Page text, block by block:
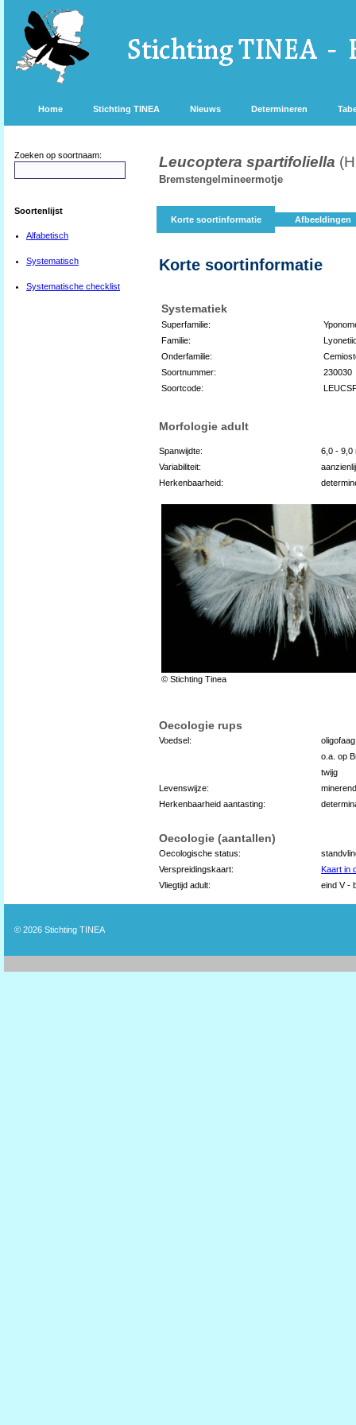
Home Stichting TINEA Nieuws Determineren
Zoeken op soortnaam:
Soortenlijst
Alfabetisch
Systematisch
Systematische checklist
Leucoptera spartifoliella
Bremstengelmineermotje
Korte soortinformatie Afbeeldingen
Korte soortinformatie
Systematiek
Superfamilie:
Familie:
Onderfamilie:
Soortnummer:
230030
Soortcode:
Morfologie adult
Spanwijdte:
6,0 - 9,0
Variabiliteit:
Herkenbaarheid:
© Stichting Tinea
Oecologie rups
Voedsel:
o.a. op
twijg
Levenswijze:
minerend
Herkenbaarheid aantasting:
Oecologie (aantallen)
Oecologische status:
Verspreidingskaart:
Kaart in
Vliegtijd adult:
eind V -
© 2026 Stichting TINEA